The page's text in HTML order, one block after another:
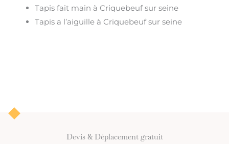
Tapis fait main à Criquebeuf sur seine
Tapis a l’aiguille à Criquebeuf sur seine
Devis & Déplacement gratuit